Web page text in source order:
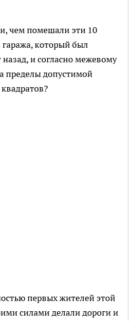
чем помешали эти 10
который был
и согласно межевому
пределы допустимой
первых жителей этой
силами делали дороги и